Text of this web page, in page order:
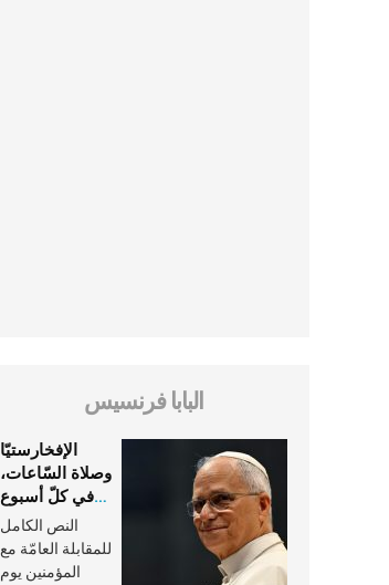
البابا فرنسيس
الإفخارستيّا
وصلاة السّاعات،
في كلّ أسبوع
وكلّ يوم، هما
النَّفَس في حياة
الكنيسة
النص الكامل
للمقابلة العامّة مع
المؤمنين يوم